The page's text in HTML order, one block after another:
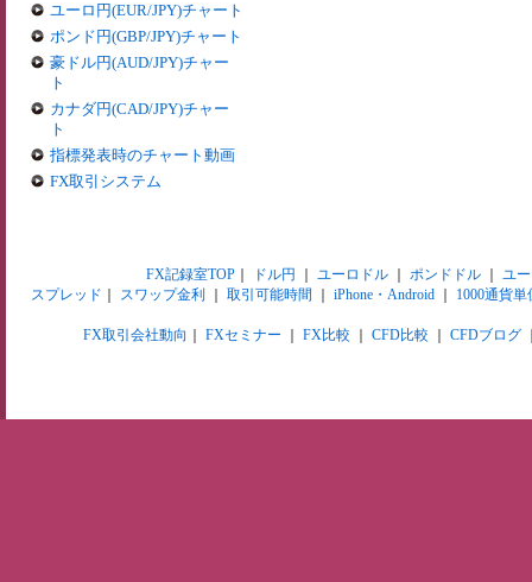
ユーロ円(EUR/JPY)チャート
ポンド円(GBP/JPY)チャート
豪ドル円(AUD/JPY)チャー
ト
カナダ円(CAD/JPY)チャー
ト
指標発表時のチャート動画
FX取引システム
FX記録室TOP｜ ドル円 ユーロドル｜ ポンドドル｜ ユ
スプレッド
スワップ金利 取引可能時間 iPhone・Android 1000通貨単
FX取引会社動向 FXセミナー FX比較 CFD比較 CFDブログ